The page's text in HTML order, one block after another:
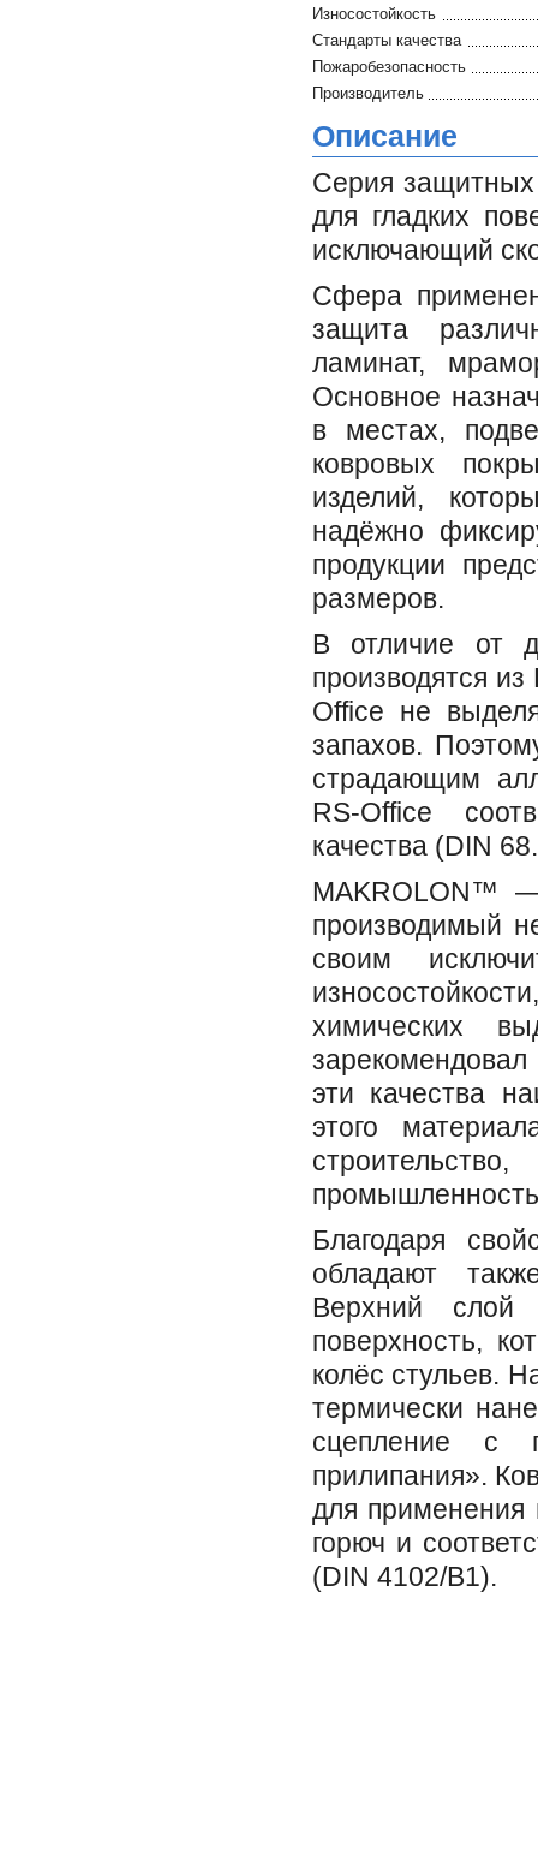
Износостойкость
Стандарты качества
Пожаробезопасность
Производитель
Описание
Серия защитных
для гладких
исключающий
Сфера
защита
ламинат,
Основное
в местах,
ковровых
изделий,
надёжно
продукции
размеров.
В отличие от
производятся
Office не
запахов.
страдающим
RS-Office
качества (DIN
МAKROLON™ —
производимый
своим
химических
эти качества
этого
Благодаря
обладают
Верхний слой
поверхность,
колёс стульев.
термически
сцепление с
прилипания».
для применения
горюч и
(DIN 4102/B1).